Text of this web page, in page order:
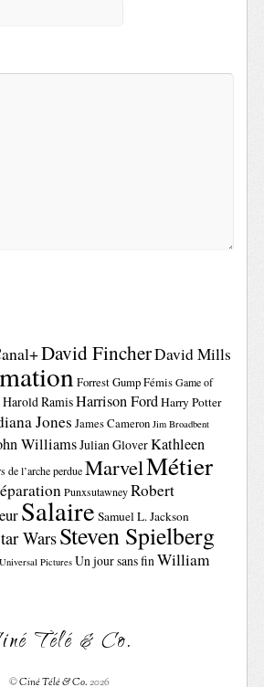
David FincherDavid Mills
Forrest GumpFémis Game of
Harold RamisHarrison FordHarry Potter
Jones James Cameron Jim Broadbent
WilliamsJulian GloverKathleen
de l’arche perdue MarvelMétier
Punxsutawney Robert
Salaire Samuel L. Jackson
WarsSteven Spielberg
Universal Pictures Un jour sans finWilliam
Télé & Co.
©Ciné Télé & Co.2026